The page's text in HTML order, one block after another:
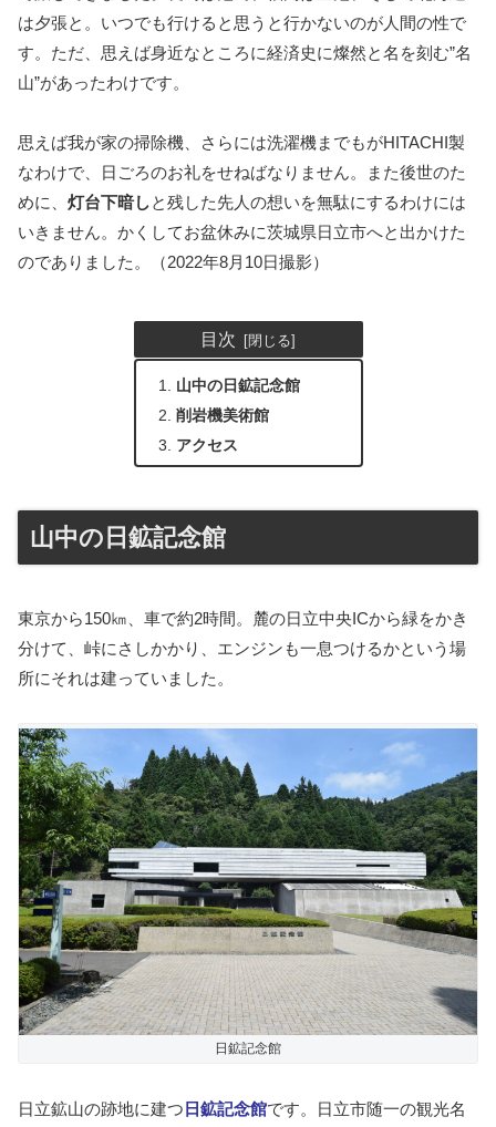
は夕張と。いつでも行けると思うと行かないのが人間の性で
す。ただ、思えば身近なところに経済史に燦然と名を刻む”名
山”があったわけです。
思えば我が家の掃除機、さらには洗濯機までもがHITACHI製
なわけで、日ごろのお礼をせねばなりません。また後世のた
めに、 灯台下暗しと残した先人の想いを無駄にするわけには
いきません。かくしてお盆休みに茨城県日立市へと出かけた
のでありました。（2022年8月10日撮影）
目次
山中の日鉱記念館
削岩機美術館
アクセス
山中の日鉱記念館
東京から150㎞、車で約2時間。麓の日立中央ICから緑をかき
分けて、峠にさしかかり、エンジンも一息つけるかという場
所にそれは建っていました。
日鉱記念館
日立鉱山の跡地に建つ 日鉱記念館です。日立市随一の観光名